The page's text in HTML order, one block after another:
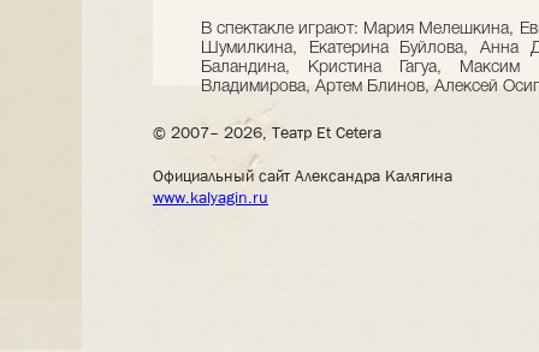
В спектакле играют: Мария Мелешкина,
Шумилкина, Екатерина Буйлова, Анна
Баландина, Кристина Гагуа, Максим
Владимирова, Артем Блинов, Алексей
© 2007– 2026, Театр Et Cetera
Официальный сайт Александра Калягина
www.kalyagin.ru